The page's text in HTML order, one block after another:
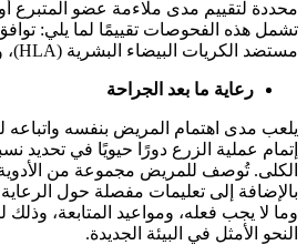
محددة لتقييم مدى ملاءمة عضو المتبرع
تشمل هذه الفحوصات تقييمًا لما يلي:
مستضد الكريات البيضاء البشرية (HLA)، وفحص التطابق المتبادل.
رعاية ما بعد الجراحة
يلعب مدى اهتمام المريض بنفسه واتباعه
إتمام عملية الزرع دورًا حيويًا في تحديد
الكلى. تُوصف للمريض مجموعة من الأدوية
بالإضافة إلى تعليمات مفصلة حول
وما لا يجب فعله، ومواعيد المتابعة،
النحو الأمثل في البيئة الجديدة.